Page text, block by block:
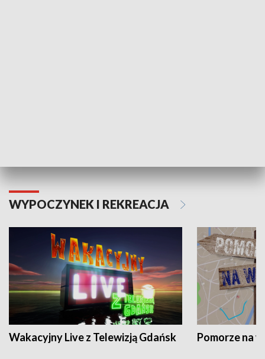
WYPOCZYNEK I REKREACJA
Wakacyjny Live z Telewizją Gdańsk Pomorze na